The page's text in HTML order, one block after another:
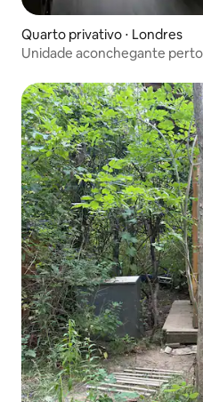
Quarto privativo ⋅ Londres
Unidade aconchegante